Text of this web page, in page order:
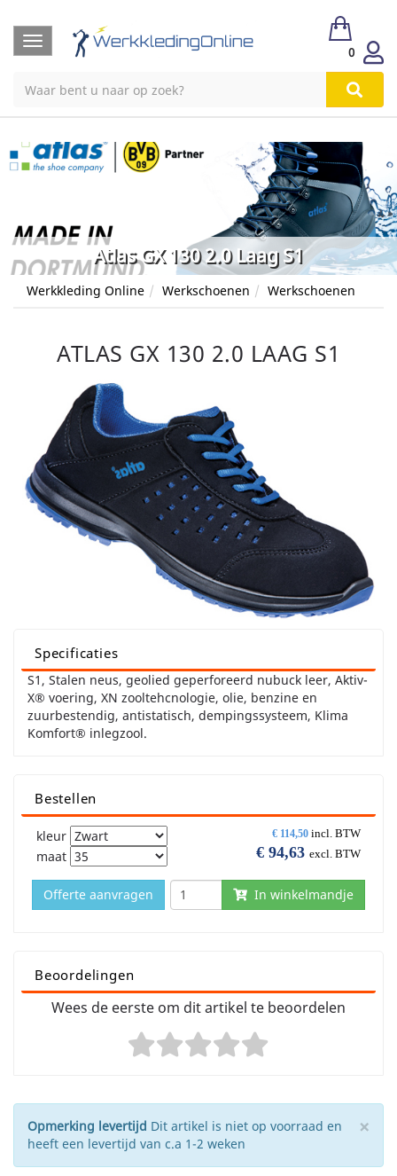
Toggle
navigation
0
Atlas GX 130 2.0 Laag S1
Werkkleding Online Werkschoenen Werkschoenen
ATLAS GX 130 2.0 LAAG S1
Specificaties
S1, Stalen neus, geolied geperforeerd nubuck leer, Aktiv-
X® voering, XN zooltehcnologie, olie, benzine en
zuurbestendig, antistatisch, dempingssysteem, Klima
Komfort® inlegzool.
Bestellen
€ 114,50 incl. BTW
€ 94,63 excl. BTW
kleur
maat
In winkelmandje
Offerte aanvragen
Beoordelingen
Wees de eerste om dit artikel te beoordelen
×
Opmerking levertijd Dit artikel is niet op voorraad en
heeft een levertijd van c.a 1-2 weken